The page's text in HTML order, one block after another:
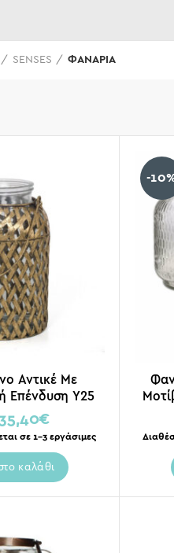
SENSES ΦΑΝΑΡΙΑ
Αντικέ Με
Επένδυση Υ25
35,40€
σε 1-3 εργάσιμες
καλάθι
-